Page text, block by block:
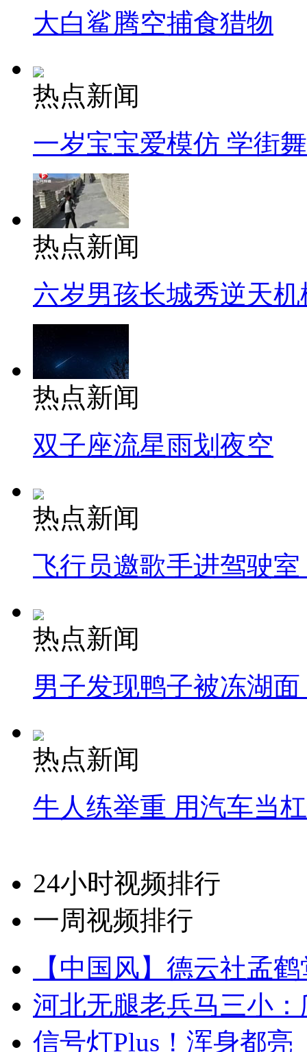
大白鲨腾空捕食猎物
热点新闻
一岁宝宝爱模仿 学街
热点新闻
六岁男孩长城秀逆天机
热点新闻
双子座流星雨划夜空
热点新闻
飞行员邀歌手进驾驶
热点新闻
男子发现鸭子被冻湖
热点新闻
牛人练举重 用汽车当
24小时视频排行
一周视频排行
【中国风】德云社孟
河北无腿老兵马三小
信号灯Plus！浑身都亮